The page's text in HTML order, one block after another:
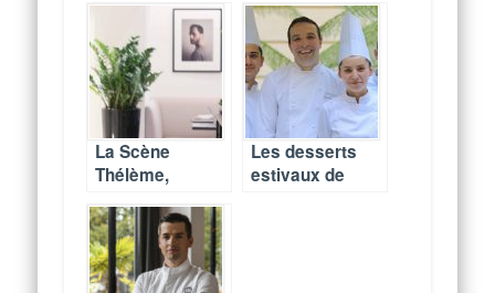
quartier
Exelmans
(fermé)
16ème
La Scène
Thélème,
gastronomique
et théâtre
Les desserts
estivaux de